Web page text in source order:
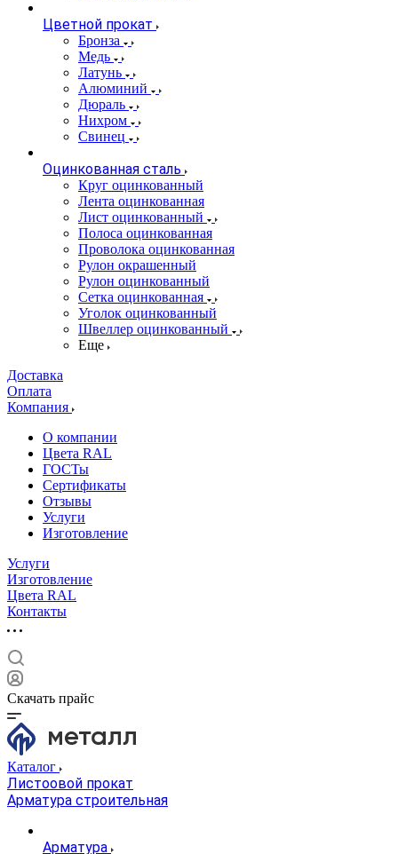
Цветной прокат
Бронза
Медь
Латунь
Алюминий
Дюраль
Нихром
Свинец
Оцинкованная сталь
Круг оцинкованный
Лента оцинкованная
Лист оцинкованный
Полоса оцинкованная
Проволока оцинкованная
Рулон окрашенный
Рулон оцинкованный
Сетка оцинкованная
Уголок оцинкованный
Швеллер оцинкованный
Еще
Доставка
Оплата
Компания
О компании
Цвета RAL
ГОСТы
Сертификаты
Отзывы
Услуги
Изготовление
Услуги
Изготовление
Цвета RAL
Контакты
Скачать прайс
Каталог
Листоовой прокат
Арматура строительная
Арматура